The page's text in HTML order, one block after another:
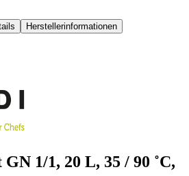
Herstellerinformationen
1/1, 20 L, 35 / 90 ˚C,